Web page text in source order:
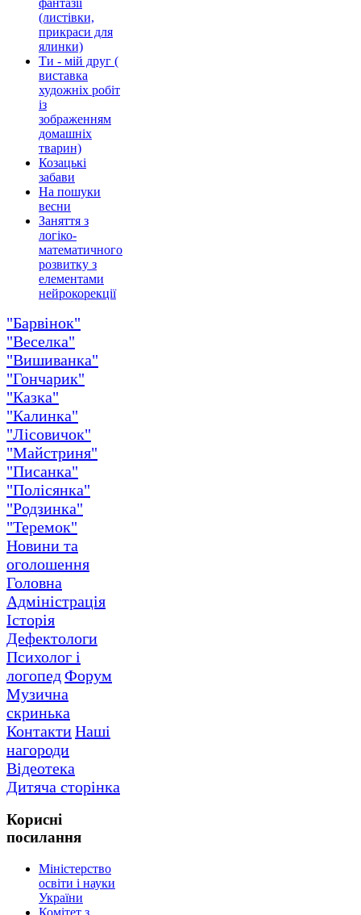
(листівки,
прикраси для
ялинки)
Ти - мій друг (
виставка
художніх робіт
із
зображенням
домашніх
тварин)
Козацькі
забави
На пошуки
весни
Заняття з
логіко-
математичного
розвитку з
елементами
нейрокорекції
"Барвінок"
"Веселка"
"Вишиванка"
"Гончарик"
"Казка"
"Калинка"
"Лісовичок"
"Майстриня"
"Писанка"
"Полісянка"
"Родзинка"
"Теремок"
Новини та
оголошення
Головна
Адміністрація
Історія
Дефектологи
Психолог і
логопедФорум
Музична
скринька
КонтактиНаші
нагороди
Відеотека
Дитяча сторінка
Корисні
посилання
Міністерство
освіти і науки
України
Комітет з